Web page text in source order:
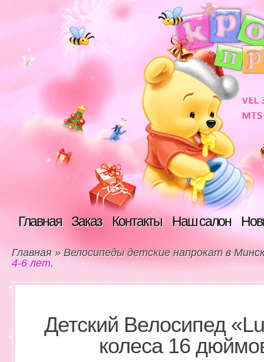
Главная Заказ Контакты Наш салон
Главная » Велосипеды детские напрокат в
4-6 лет.
Детский Велосипед
колеса 16